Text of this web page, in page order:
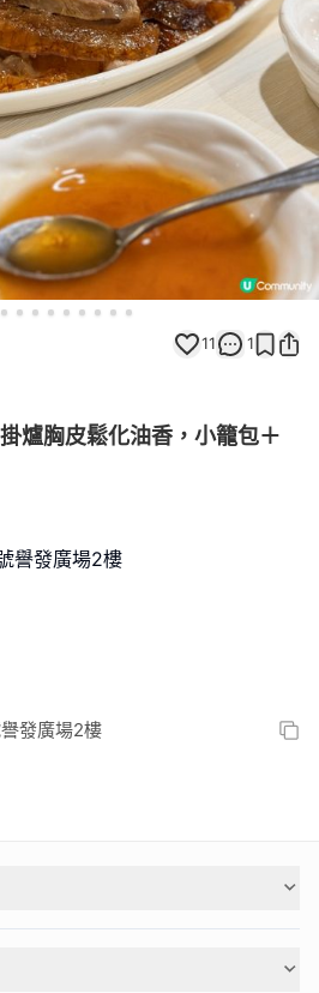
11 1
爐胸皮鬆化油香，小籠包＋
譽發廣場2樓
發廣場2樓